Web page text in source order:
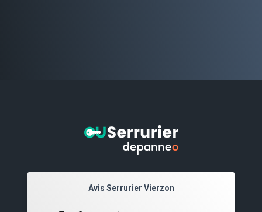
Avis Serrurier Vierzon